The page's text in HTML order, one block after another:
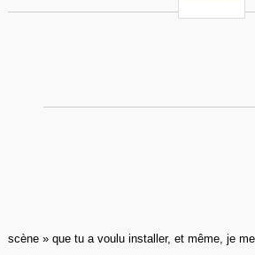
scène » que tu a voulu installer, et même, je